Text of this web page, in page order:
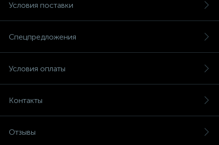
Условия поставки
Спецпредложения
Условия оплаты
Контакты
Отзывы